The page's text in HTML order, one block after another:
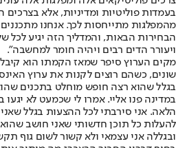
בעמדות פוליטיות ומדיניות, אלא
מהמפלגות מתייחסות לכך. אנחנו
הבחירות הבאות, והמדליך הזה יגיע לכל
ויעורר הדים רבים ויהיה חומר למחשבה".
מקים הערוץ סיפר שמאז הקמתו הוא
שונים, כשהם רוצים לקנות את ערוץ
בגלל שהוא רצה חופש מוחלט בתכנים
במדינה פנו אליי. אמרו לי שכמעט לא
הלאה. אני סירבתי לכל ההצעות בגלל
להעלות כל תוכן חדשותי שאני חושב שהוא
ובגללה אני עצמאי ולא קשור לשום גוף